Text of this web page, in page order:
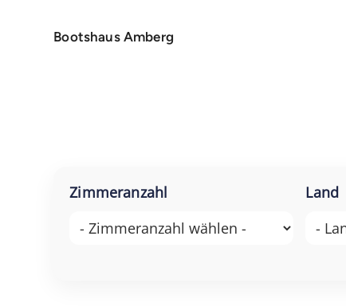
Bootshaus Amberg
Zimmeranzahl Land